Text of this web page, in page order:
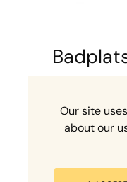
Our site
about our